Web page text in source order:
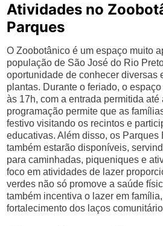
Atividades no
Parques
O Zoobotânico é um espaço muito
população de São José do Rio
oportunidade de conhecer diversas
plantas. Durante o feriado, o
às 17h, com a entrada permitida até
programação permite que as
festivo visitando os recintos e
educativas. Além disso, os Parques
também estarão disponíveis,
para caminhadas, piqueniques e
foco em atividades de lazer
verdes não só promove a saúde
também incentiva o lazer em
fortalecimento dos laços